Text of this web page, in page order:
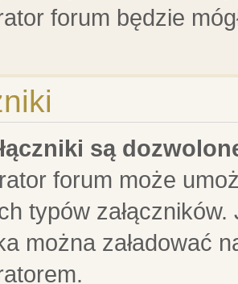
forum będzie
są
forum może
typów
można załadować